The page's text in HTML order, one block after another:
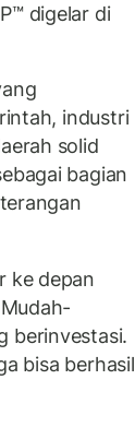
digelar di
industri
solid
bagian
ke depan
berinvestasi.
bisa berhasil